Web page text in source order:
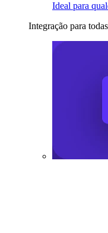
Ideal para
Integração para